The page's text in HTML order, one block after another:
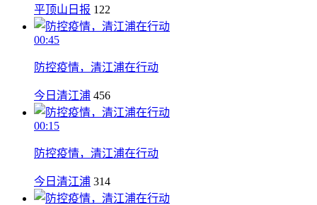
平顶山日报 122
00:45
防控疫情，清江浦在行动
今日清江浦 456
00:15
防控疫情，清江浦在行动
今日清江浦 314